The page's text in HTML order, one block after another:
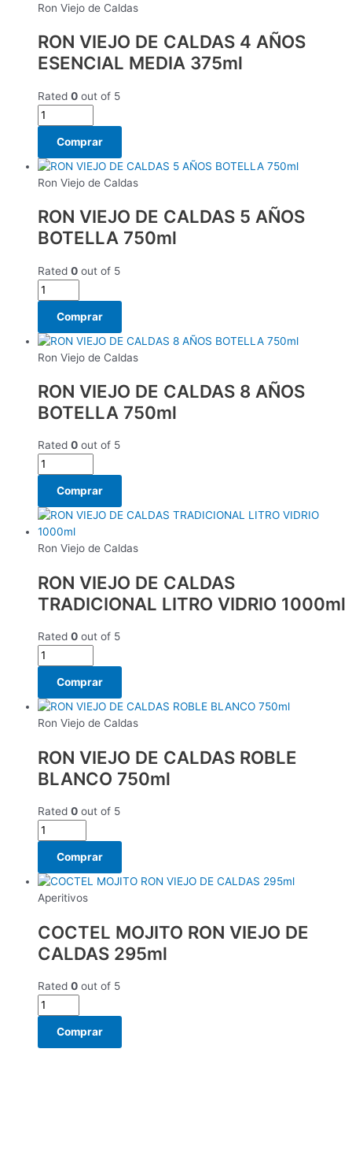
Ron Viejo de Caldas
RON VIEJO DE CALDAS 4 AÑOS
ESENCIAL MEDIA 375ml
Rated 0 out of 5
Comprar
Ron Viejo de Caldas
RON VIEJO DE CALDAS 5 AÑOS
BOTELLA 750ml
Rated 0 out of 5
Comprar
Ron Viejo de Caldas
RON VIEJO DE CALDAS 8 AÑOS
BOTELLA 750ml
Rated 0 out of 5
Comprar
Ron Viejo de Caldas
RON VIEJO DE CALDAS
TRADICIONAL LITRO VIDRIO 1000ml
Rated 0 out of 5
Comprar
Ron Viejo de Caldas
RON VIEJO DE CALDAS ROBLE
BLANCO 750ml
Rated 0 out of 5
Comprar
Aperitivos
COCTEL MOJITO RON VIEJO DE
CALDAS 295ml
Rated 0 out of 5
Comprar